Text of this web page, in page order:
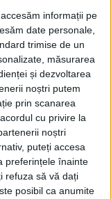
informații pe
date personale,
trimise de un
măsurarea
și dezvoltarea
noștri putem
prin scanarea
cu privire la
noștri
puteți accesa
preferințele înainte
refuza să vă dați
posibil ca anumite